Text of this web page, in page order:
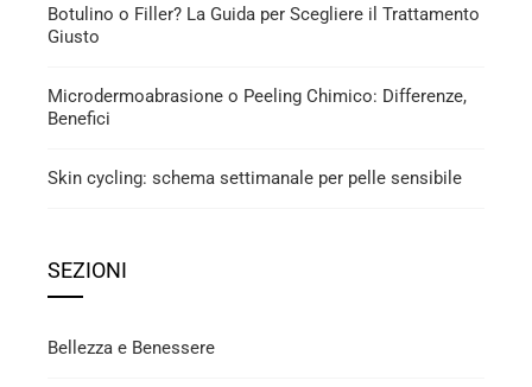
Botulino o Filler? La Guida per Scegliere il Trattamento
Giusto
Microdermoabrasione o Peeling Chimico: Differenze,
Benefici
Skin cycling: schema settimanale per pelle sensibile
SEZIONI
Bellezza e Benessere